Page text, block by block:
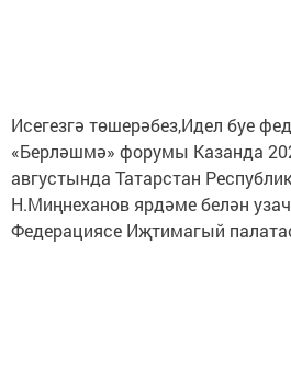
Исегезгә төшерәбез,Идел буе
«Берләшмә» форумы Казанда
августында Татарстан
Н.Миңнеханов ярдәме белән
Федерациясе Иҗтимагый